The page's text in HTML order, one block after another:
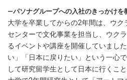
―パソナグループへの入社のきっかけを
大学を卒業してからの2年間は、ウク
センターで文化事業を担当し、ウク
るイベントや講座を開催していまし
い」「日本に戻りたい」という一心
して研究留学生として日本に行くこ